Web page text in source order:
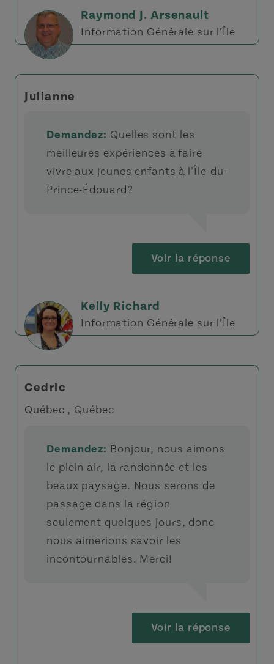
Raymond J. Arsenault
Information Générale sur l’Île
Julianne
Demandez: Quelles sont les
meilleures expériences à faire
vivre aux jeunes enfants à l’Île-du-
Prince-Édouard?
Voir la réponse
Kelly Richard
Information Générale sur l’Île
Cedric
Québec , Québec
Demandez: Bonjour, nous aimons
le plein air, la randonnée et les
beaux paysage. Nous serons de
passage dans la région
seulement quelques jours, donc
nous aimerions savoir les
incontournables. Merci!
Voir la réponse